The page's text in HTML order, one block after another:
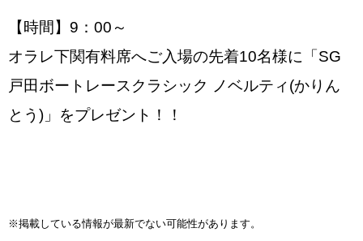
【時間】9：00～
オラレ下関有料席へご入場の先着10名様に「SG
戸田ボートレースクラシック ノベルティ(かりん
とう)」をプレゼント！！
※掲載している情報が最新でない可能性があります。